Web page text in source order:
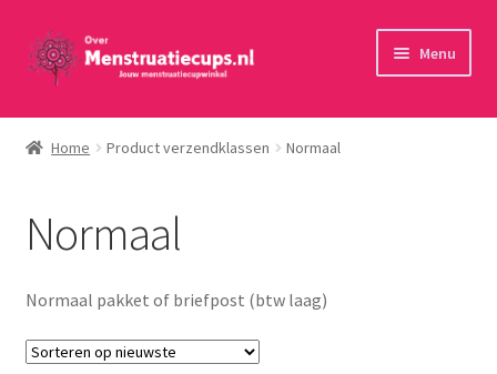
Ga
door
navigatie
Ga
naar
inhoud
Menu
Home
Menstruatiecups
Menstruatiedisks
Menstruatiesponsjes
Home Product verzendklassen Normaal
Normaal
Normaal pakket of briefpost (btw laag)